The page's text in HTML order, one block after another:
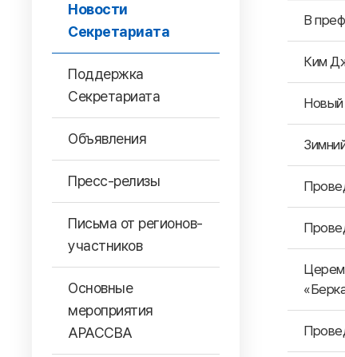
Новости
Секретариата
Поддержка
Секретариата
Объявления
Пресс-релизы
Письма от регионов-
участников
Основные
мероприятия
АРАССВА
В
Ким
Новый